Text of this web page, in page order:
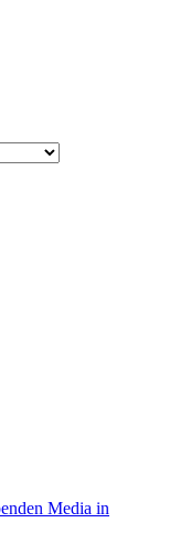
Media in